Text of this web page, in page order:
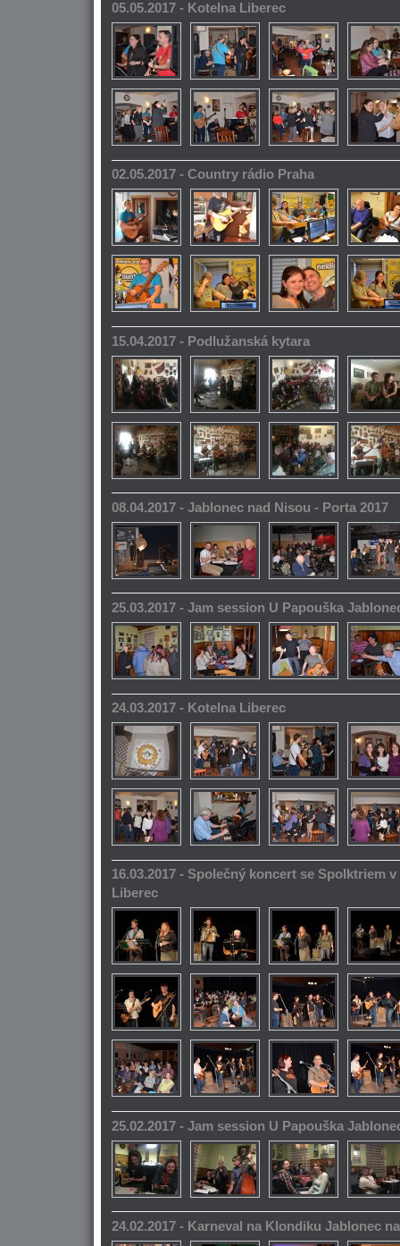
05.05.2017 - Kotelna Liberec
02.05.2017 - Country rádio Praha
15.04.2017 - Podlužanská kytara
08.04.2017 - Jablonec nad Nisou - Porta 2017
25.03.2017 - Jam session U Papouška
24.03.2017 - Kotelna Liberec
16.03.2017 - Společný koncert se Spolktriem
Liberec
25.02.2017 - Jam session U Papouška
24.02.2017 - Karneval na Klondiku Jablonec